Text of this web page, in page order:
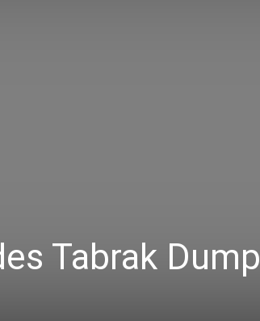
Tabrak Dump